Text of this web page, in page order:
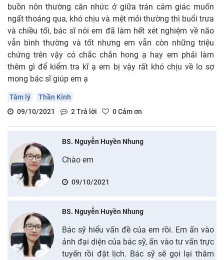
buồn nôn thường căn nhức ở giữa trán cảm giác muốn
ngất thoáng qua, khó chịu và mệt mỏi thường thì buổi trưa
và chiều tối, bác sĩ nói em đã làm hết xét nghiệm về não
vẫn bình thường và tốt nhưng em vẫn còn những triệu
chứng trên vậy có chắc chắn hong ạ hay em phải làm
thêm gì để kiểm tra kĩ ạ em bị vậy rất khó chịu về lo sợ
mong bác sĩ giúp em ạ
Tâm lý
Thần Kinh
09/10/2021
2Trả lời 0Cảm ơn
BS. Nguyễn Huyền Nhung
Chào em
09/10/2021
BS. Nguyễn Huyền Nhung
Bác sỹ hiểu vấn đề của em rồi. Em ấn vào
ảnh đại diện của bác sỹ, ấn vào tư vấn trực
tuyến rồi đặt lịch. Bác sỹ sẽ gọi lại thăm